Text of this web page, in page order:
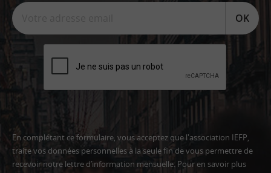
OK
En complétant ce formulaire, vous acceptez que l'association IEFP,
traite vos données personnelles à la seule fin de vous permettre de
recevoir notre lettre d’information mensuelle. Pour en savoir plus